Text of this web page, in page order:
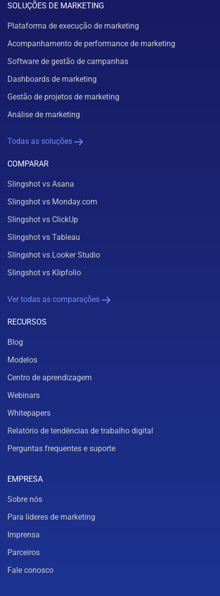
SOLUÇÕES DE MARKETING
Plataforma de execução de marketing
Acompanhamento de performance de marketing
Software de gestão de campanhas
Dashboards de marketing
Gestão de projetos de marketing
Análise de marketing
Todas as soluções
COMPARAR
Slingshot vs Asana
Slingshot vs Monday.com
Slingshot vs ClickUp
Slingshot vs Tableau
Slingshot vs Looker Studio
Slingshot vs Klipfolio
Ver todas as comparações
RECURSOS
Blog
Modelos
Centro de aprendizagem
Webinars
Whitepapers
Relatório de tendências de trabalho digital
Perguntas frequentes e suporte
EMPRESA
Sobre nós
Para líderes de marketing
Imprensa
Parceiros
Fale conosco